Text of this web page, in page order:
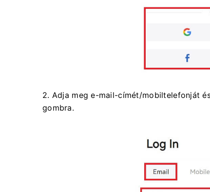
2. Adja meg e-mail-címét/mobiltelefonját
gombra.